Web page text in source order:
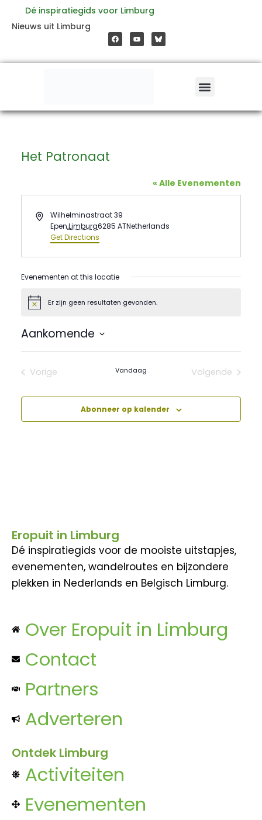
inhoud
Dé inspiratiegids voor Limburg
Nieuws uit Limburg
a
c
e
o
o
o
u
t
b
e
Het Patronaat
« Alle Evenementen
AddressWilhelminastraat 39
Epen,Limburg6285 ATNetherlands
Get Directions
Evenementen at this locatie
BerichtEr zijn geen resultaten gevonden.
Aankomende
datum.
Vorige
Vandaag
Volgende
Abonneer op kalender
Eropuit in Limburg
Dé inspiratiegids voor de mooiste uitstapjes,
evenementen, wandelroutes en bijzondere
plekken in Nederlands en Belgisch Limburg.
Over Eropuit in Limburg
Contact
Partners
Adverteren
Ontdek Limburg
Activiteiten
Evenementen